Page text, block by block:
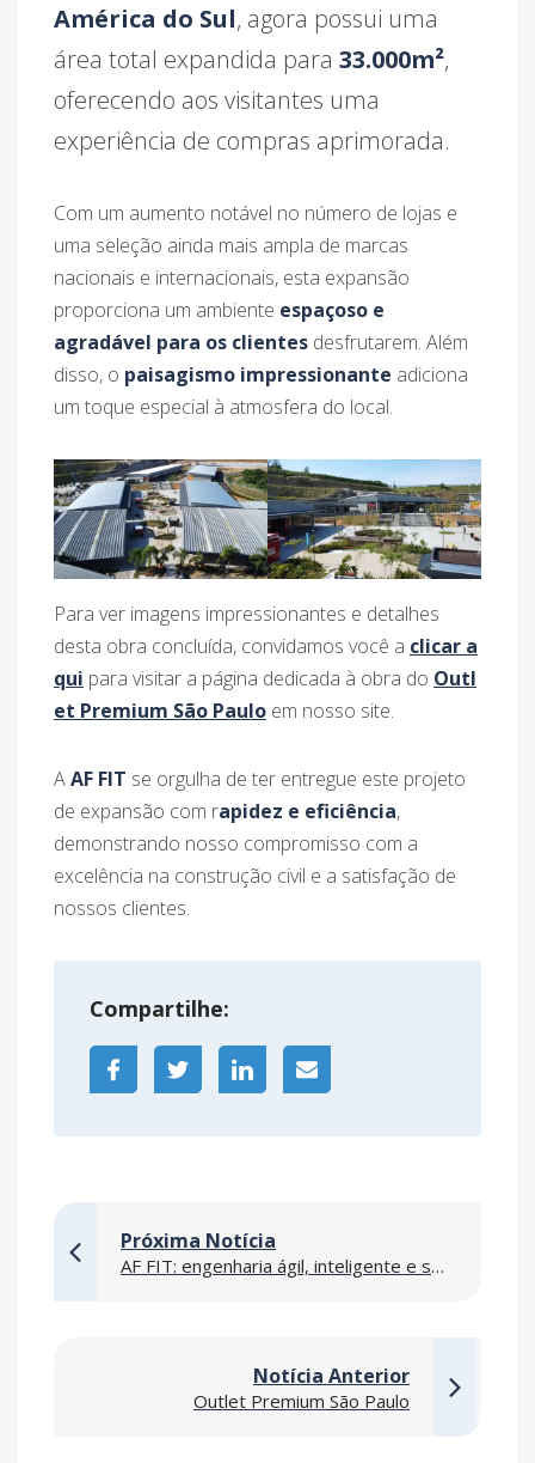
América do Sul, agora possui uma
área total expandida para 33.000m²,
oferecendo aos visitantes uma
experiência de compras aprimorada.
Com um aumento notável no número de lojas e
uma seleção ainda mais ampla de marcas
nacionais e internacionais, esta expansão
proporciona um ambiente espaçoso e
agradável para os clientes desfrutarem. Além
disso, o paisagismo impressionante adiciona
um toque especial à atmosfera do local.
Para ver imagens impressionantes e detalhes
desta obra concluída, convidamos você a clicar a
qui para visitar a página dedicada à obra do Outl
et Premium São Paulo em nosso site.
AAF FIT se orgulha de ter entregue este projeto
de expansão com rapidez e eficiência,
demonstrando nosso compromisso com a
excelência na construção civil e a satisfação de
nossos clientes.
Compartilhe:
Próxima Notícia
AF FIT: engenharia ágil, inteligente e segura para empresas que não podem parar
Notícia Anterior
Outlet Premium São Paulo